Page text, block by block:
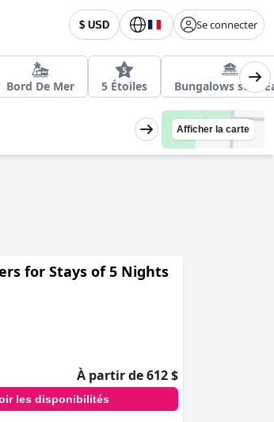
$ USD Se connecter
Bord De Mer 5 Étoiles Bungalows sur
Afficher la carte
for Stays of 5 Nights
À partir de 612 $
les disponibilités